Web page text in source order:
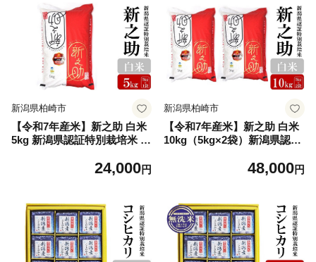
新潟県柏崎市
【令和7年産米】新之助 白米
5kg 新潟県認証特別栽培米 お
24,000円
新潟県柏崎市
【令和7年産米】新之助 白米
10kg（5kg×2袋）新潟県認証
グリーホンマ[Y0368]48,000円